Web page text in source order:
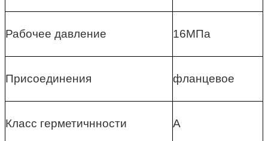
Рабочее давление 16МПа
Присоединения фланцевое
Класс герметичнности А